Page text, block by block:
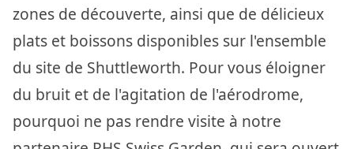
zones de découverte, ainsi que de délicieux
plats et boissons disponibles sur l'ensemble
du site de Shuttleworth. Pour vous éloigner
du bruit et de l'agitation de l'aérodrome,
pourquoi ne pas rendre visite à notre